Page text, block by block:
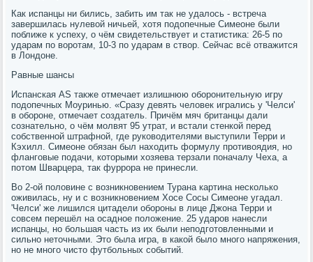
Как испанцы ни бились, забить им так не удалось - встреча
завершилась нулевой ничьей, хотя подопечные Симеоне были
поближе к успеху, о чём свидетельствует и статистика: 26-5 по
ударам по воротам, 10-3 по ударам в створ. Сейчас всё отважится
в Лондоне.
Равные шансы
Испанская AS также отмечает излишнюю оборонительную игру
подопечных Моуринью. «Сразу девять человек игрались у 'Челси'
в обороне, отмечает создатель. Причём мяч британцы дали
сознательно, о чём молвят 95 утрат, и встали стенкой перед
собственной штрафной, где руководителями выступили Терри и
Кэхилл. Симеоне обязан был находить формулу противоядия, но
фланговые подачи, которыми хозяева терзали поначалу Чеха, а
потом Шварцера, так фуррора не принесли.
Во 2-ой половине с возникновением Турана картина несколько
оживилась, ну и с возникновением Хосе Сосы Симеоне угадал.
'Челси' же лишился цитадели обороны в лице Джона Терри и
совсем перешёл на осадное положение. 25 ударов нанесли
испанцы, но большая часть из их были неподготовленными и
сильно неточными. Это была игра, в какой было много напряжения,
но не много чисто футбольных событий.